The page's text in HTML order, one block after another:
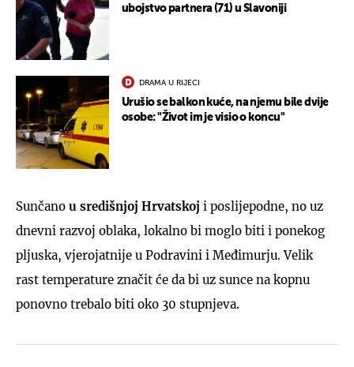
ubojstvo partnera (71) u Slavoniji
DRAMA U RIJECI
Urušio se balkon kuće, na njemu bile dvije
osobe: "Život im je visio o koncu"
Sunčano u središnjoj Hrvatskoj i poslijepodne, no uz
dnevni razvoj oblaka, lokalno bi moglo biti i ponekog
pljuska, vjerojatnije u Podravini i Međimurju. Velik
rast temperature značit će da bi uz sunce na kopnu
ponovno trebalo biti oko 30 stupnjeva.